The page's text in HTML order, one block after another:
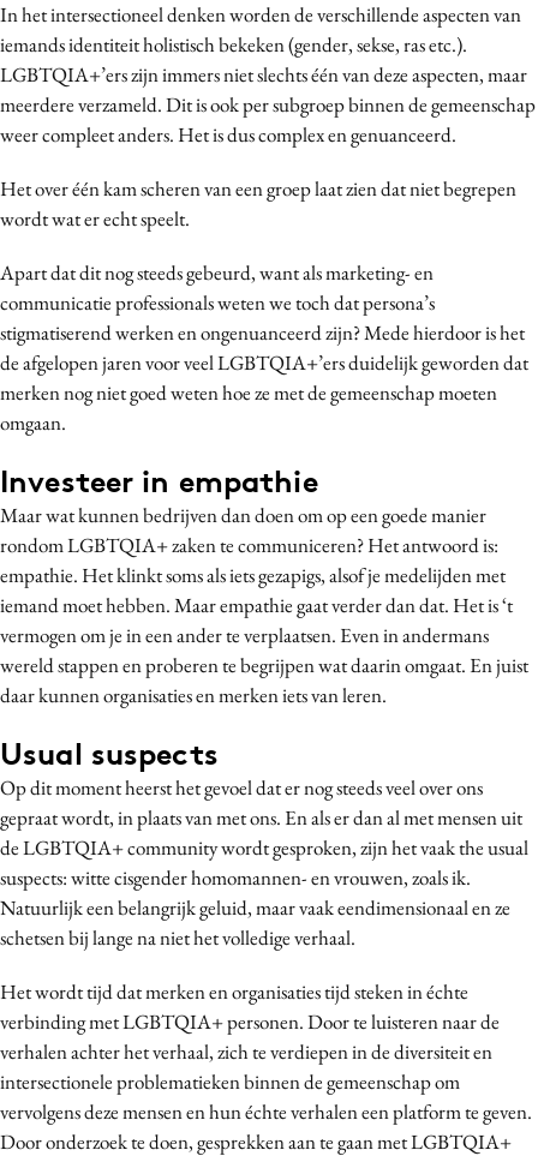
In het intersectioneel denken worden de verschillende aspecten van
iemands identiteit holistisch bekeken (gender, sekse, ras etc.).
LGBTQIA+’ers zijn immers niet slechts één van deze aspecten, maar
meerdere verzameld. Dit is ook per subgroep binnen de gemeenschap
weer compleet anders. Het is dus complex en genuanceerd.
Het over één kam scheren van een groep laat zien dat niet begrepen
wordt wat er echt speelt.
Apart dat dit nog steeds gebeurd, want als marketing- en
communicatie professionals weten we toch dat persona’s
stigmatiserend werken en ongenuanceerd zijn? Mede hierdoor is het
de afgelopen jaren voor veel LGBTQIA+’ers duidelijk geworden dat
merken nog niet goed weten hoe ze met de gemeenschap moeten
omgaan.
Investeer in empathie
Maar wat kunnen bedrijven dan doen om op een goede manier
rondom LGBTQIA+ zaken te communiceren? Het antwoord is:
empathie. Het klinkt soms als iets gezapigs, alsof je medelijden met
iemand moet hebben. Maar empathie gaat verder dan dat. Het is ‘t
vermogen om je in een ander te verplaatsen. Even in andermans
wereld stappen en proberen te begrijpen wat daarin omgaat. En juist
daar kunnen organisaties en merken iets van leren.
Usual suspects
Op dit moment heerst het gevoel dat er nog steeds veel over ons
gepraat wordt, in plaats van met ons. En als er dan al met mensen uit
de LGBTQIA+ community wordt gesproken, zijn het vaak the usual
suspects: witte cisgender homomannen- en vrouwen, zoals ik.
Natuurlijk een belangrijk geluid, maar vaak eendimensionaal en ze
schetsen bij lange na niet het volledige verhaal.
Het wordt tijd dat merken en organisaties tijd steken in échte
verbinding met LGBTQIA+ personen. Door te luisteren naar de
verhalen achter het verhaal, zich te verdiepen in de diversiteit en
intersectionele problematieken binnen de gemeenschap om
vervolgens deze mensen en hun échte verhalen een platform te geven.
Door onderzoek te doen, gesprekken aan te gaan met LGBTQIA+